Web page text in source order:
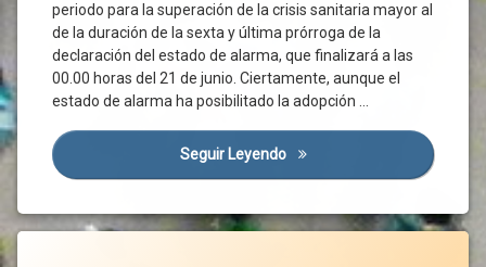
periodo para la superación de la crisis sanitaria mayor al
de la duración de la sexta y última prórroga de la
declaración del estado de alarma, que finalizará a las
00.00 horas del 21 de junio. Ciertamente, aunque el
estado de alarma ha posibilitado la adopción …
Seguir Leyendo El Inminente Acceso A La
CEPYME
Contagio
Covid-
Crisis
Sanitaria
Sanitaria